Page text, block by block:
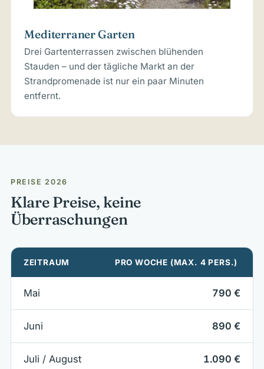
Mediterraner Garten
Drei Gartenterrassen zwischen blühenden
Stauden – und der tägliche Markt an der
Strandpromenade ist nur ein paar Minuten
entfernt.
PREISE 2026
Klare Preise, keine
Überraschungen
ZEITRAUM PRO WOCHE (MAX. 4 PERS.)
Mai 790 €
Juni 890 €
Juli / August 1.090 €